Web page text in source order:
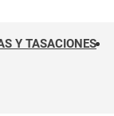
Y TASACIONES